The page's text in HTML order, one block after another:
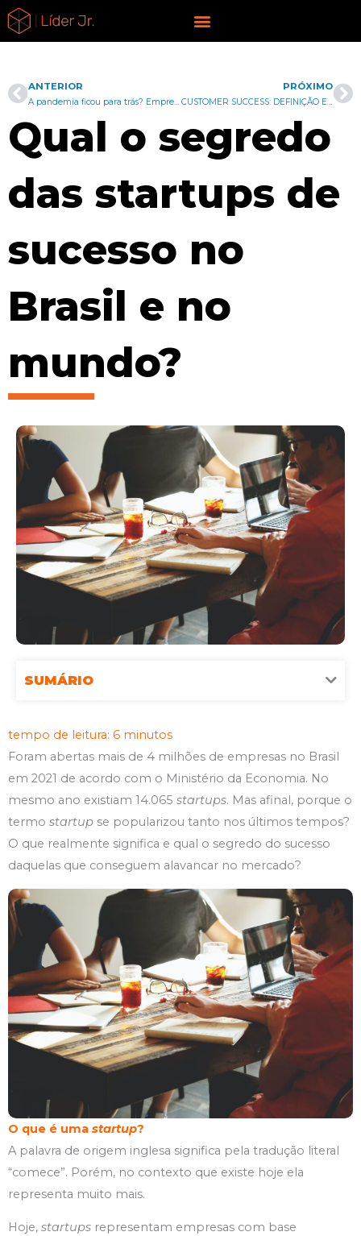
liderjr.com
para
Anterior
ANTERIOR
A pandemia ficou para trás? Empresa aumenta sua produção e supera a pandemia
PRÓXIMO
CUSTOMER SUCCESS: DEFINIÇÃO E APLICAÇÃO NAS EMPRESAS
Qual o segredo
das startups de
sucesso no
Brasil e no
mundo?
SUMÁRIO
tempo de leitura: 6 minutos
Foram abertas mais de 4 milhões de empresas no Brasil
em 2021 de acordo com o Ministério da Economia. No
mesmo ano existiam 14.065 startups. Mas afinal, porque o
termo startup se popularizou tanto nos últimos tempos?
O que realmente significa e qual o segredo do sucesso
daquelas que conseguem alavancar no mercado?
O que é uma startup?
A palavra de origem inglesa significa pela tradução literal
“comece”. Porém, no contexto que existe hoje ela
representa muito mais.
Hoje, startups representam empresas com base